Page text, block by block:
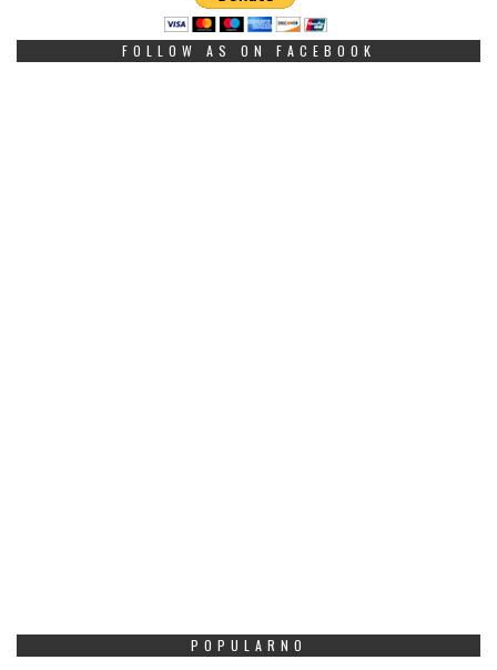
FOLLOW AS ON FACEBOOK
POPULARNO